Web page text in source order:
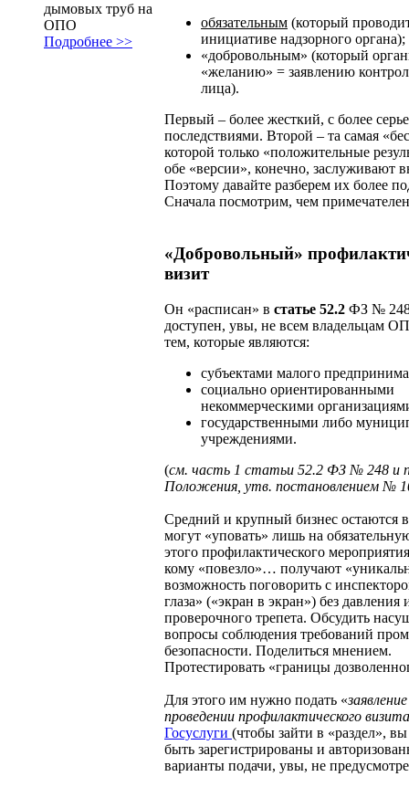
дымовых труб на
ОПО
Подробнее >>
обязательным (который
инициативе надзорного органа);
«добровольным» (который
«желанию» = заявлению
лица).
Первый – более жесткий, с более
последствиями. Второй – та самая
которой только «положительные
обе «версии», конечно, заслуживают
Поэтому давайте разберем их более
Сначала посмотрим, чем
«Добровольный»
визит
Он «расписан» в статье 52.2 ФЗ №
доступен, увы, не всем владельцам
тем, которые являются:
субъектами малого
социально ориентированными
некоммерческими
государственными либо
учреждениями.
(см. часть 1 статьи 52.2 ФЗ № 248 и
Положения, утв. постановлением №
Средний и крупный бизнес остаются
могут «уповать» лишь на
этого профилактического
кому «повезло»… получают
возможность поговорить с
глаза» («экран в экран») без давления
проверочного трепета. Обсудить
вопросы соблюдения требований
безопасности. Поделиться мнением.
Протестировать «границы
Для этого им нужно подать «
проведении профилактического визита
Госуслуги (чтобы зайти в «раздел»,
быть зарегистрированы и
варианты подачи, увы, не